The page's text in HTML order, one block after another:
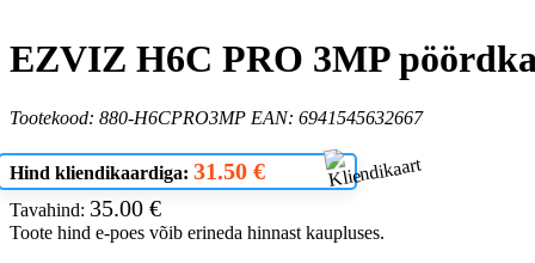
EZVIZ H6C PRO 3MP
Tootekood: 880-H6CPRO3MP EAN: 6941545632667
Hind kliendikaardiga: 31.50 €
Tavahind: 35.00 €
Toote hind e-poes võib erineda hinnast kaupluses.